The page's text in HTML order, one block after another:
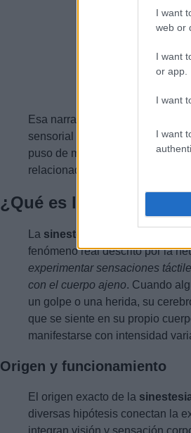
I want
web or
I want
or app.
I want
I want
Esa narración ayudó a
sensorial responde de forma
puso de manifiesto las
relacionado con imágenes y
¿Qué es la sinestesia
La sinestesia de tacto espejo
fenómeno real descrito por la
experimentar sensaciones
con el cuerpo ajeno. Cuando
un golpe o una herida, su
que se siente en su propio
manifestarse con intensidad
Origen y funcionamiento
El origen exacto de la
diversas hipótesis conectan la
integran visión y sensación